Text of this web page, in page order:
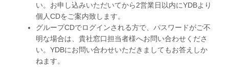
い。お申し込みいただいてから2営業日以内にYDBより
個人CDをご案内致します。
グループCDでログインされる方で、パスワードがご不
明な場合は、貴社窓口担当者様へお問い合わせくださ
い。YDBにお問い合わせいただきましてもお答えしか
ねます。